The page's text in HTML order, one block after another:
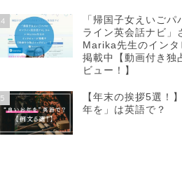
4
「帰国子女えいごパ
ライン英会話ナビ」
Marika先生のインタ
掲載中【動画付き独
ビュー！】
5
【年末の挨拶5選！
年を」は英語で？